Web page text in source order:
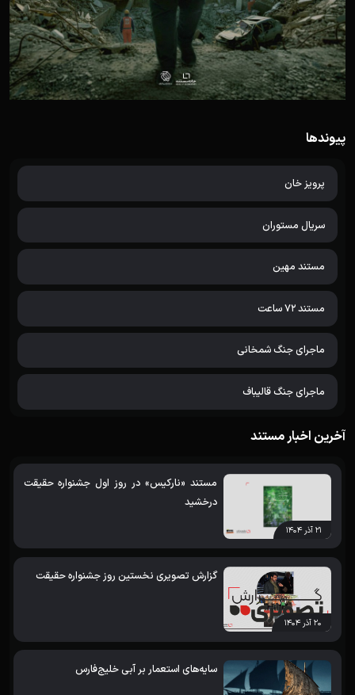
پیوندها
پرویز خان
سریال مستوران
مستند مهین
مستند 72 ساعت
ماجرای جنگ شمخانی
ماجرای جنگ قالیباف
آخرین اخبار مستند
۲۱ آذر ۱۴۰۴
مستند «نارکیس» در روز اول جشنواره حقیقت
درخشید
۲۰ آذر ۱۴۰۴
گزارش تصویری نخستین روز جشنواره حقیقت
سایه‌های استعمار بر آبی خلیج‌فارس